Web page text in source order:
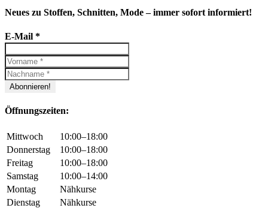
Neues zu Stoffen, Schnitten, Mode – immer sofort informiert!
E-Mail *
Öffnungszeiten:
Mittwoch
10:00–18:00
Donnerstag
10:00–18:00
Freitag
10:00–18:00
Samstag
10:00–14:00
Montag
Nähkurse
Dienstag
Nähkurse